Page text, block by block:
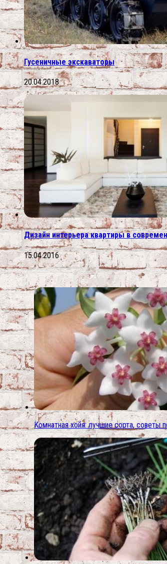
Гусеничные экскаваторы
20.04.2018
Дизайн интерьера квартиры в
15.04.2016
Комнатная хойя: лучшие сорта, советы